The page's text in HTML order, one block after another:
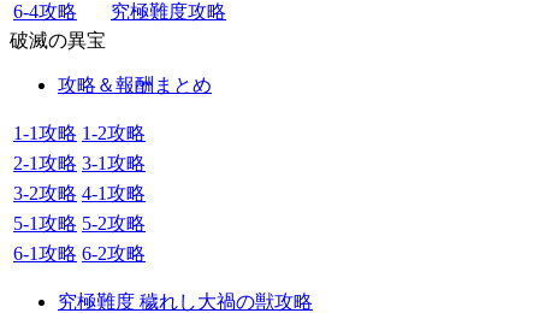
6-4攻略
究極難度攻略
破滅の異宝
攻略＆報酬まとめ
1-1攻略 1-2攻略
2-1攻略 3-1攻略
3-2攻略 4-1攻略
5-1攻略 5-2攻略
6-1攻略 6-2攻略
究極難度 穢れし大禍の獣攻略